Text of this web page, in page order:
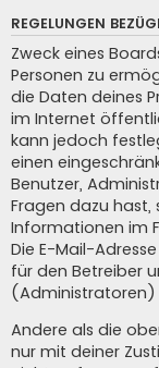
REGELUNGEN
Zweck eines
Personen zu
die Daten deines
im Internet
kann jedoch
einen
Benutzer,
Fragen dazu
Informationen im
Die E-Mail-
für den Betreiber
(Administratoren)
Andere als die
nur mit deiner